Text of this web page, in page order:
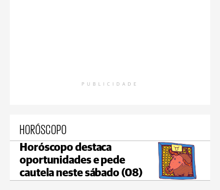
PUBLICIDADE
HORÓSCOPO
Horóscopo destaca
oportunidades e pede
cautela neste sábado (08)